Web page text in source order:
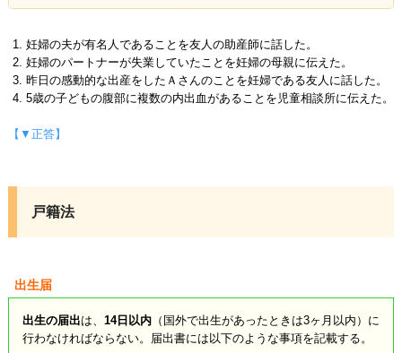
妊婦の夫が有名人であることを友人の助産師に話した。
妊婦のパートナーが失業していたことを妊婦の母親に伝えた。
昨日の感動的な出産をしたＡさんのことを妊婦である友人に話した。
5歳の子どもの腹部に複数の内出血があることを児童相談所に伝えた。
【▼正答】
戸籍法
出生届
出生の届出は、 14日以内（国外で出生があったときは3ヶ月以内）に
行わなければならない。届出書には以下のような事項を記載する。